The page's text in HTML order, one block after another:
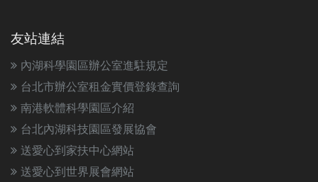
友站連結
內湖科學園區辦公室進駐規定
台北市辦公室租金實價登錄查詢
南港軟體科學園區介紹
台北內湖科技園區發展協會
送愛心到家扶中心網站
送愛心到世界展會網站